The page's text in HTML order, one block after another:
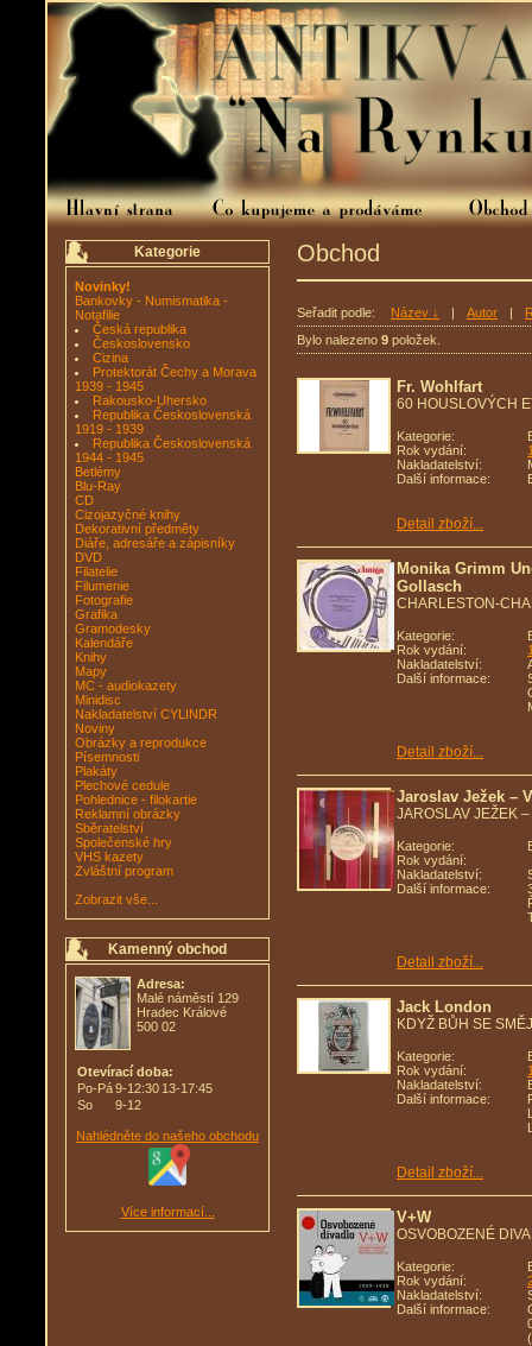
Kategorie
Novinky!
Bankovky - Numismatika -
Notafilie
Česká republika
Československo
Cizina
Protektorát Čechy a Morava
1939 - 1945
Rakousko-Uhersko
Republika Československá
1919 - 1939
Republika Československá
1944 - 1945
Betlémy
Blu-Ray
CD
Cizojazyčné knihy
Dekorativní předměty
Diáře, adresáře a zápisníky
DVD
Filatelie
Filumenie
Fotografie
Grafika
Gramodesky
Kalendáře
Knihy
Mapy
MC - audiokazety
Minidisc
Nakladatelství CYLINDR
Noviny
Obrázky a reprodukce
Písemnosti
Plakáty
Plechové cedule
Pohlednice - filokartie
Reklamní obrázky
Sběratelství
Společenské hry
VHS kazety
Zvláštní program
Zobrazit vše...
Kamenný obchod
Adresa:
Malé náměstí 129
Hradec Králové
500 02
Otevírací doba:
Po-Pá9-12:30 13-17:45
So
9-12
Nahlédněte do našeho obchodu
Více informací...
Obchod
Seřadit podle: Název ↓ | Autor |
Bylo nalezeno 9 položek.
Fr. Wohlfart
60 HOUSLOVÝCH
Kategorie:
Rok vydání:
Nakladatelství:
Další informace:
Detail zboží...
Monika Grimm
Gollasch
CHARLESTON-
Kategorie:
Rok vydání:
Nakladatelství:
Další informace:
Detail zboží...
Jaroslav Ježek –
JAROSLAV JEŽEK
Kategorie:
Rok vydání:
Nakladatelství:
Další informace:
Detail zboží...
Jack London
KDYŽ BŮH SE
Kategorie:
Rok vydání:
Nakladatelství:
Další informace:
Detail zboží...
V+W
OSVOBOZENÉ
Kategorie:
Rok vydání:
Nakladatelství:
Další informace: